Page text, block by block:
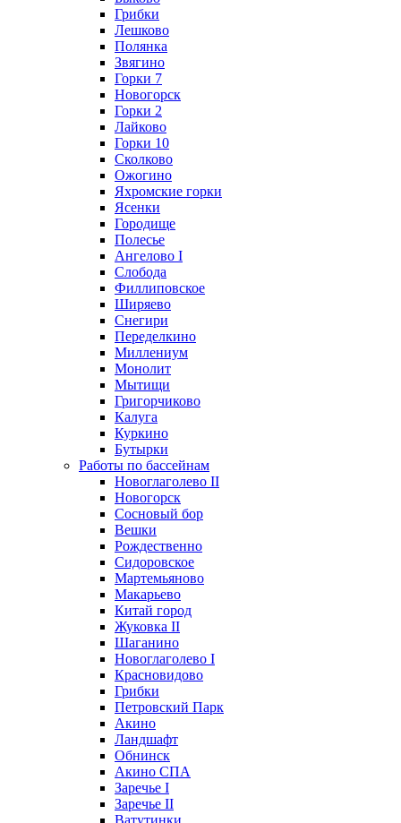
Грибки
Лешково
Полянка
Звягино
Горки 7
Новогорск
Горки 2
Лайково
Горки 10
Сколково
Ожогино
Яхромские горки
Ясенки
Городище
Полесье
Ангелово I
Слобода
Филлиповское
Ширяево
Снегири
Переделкино
Миллениум
Монолит
Мытищи
Григорчиково
Калуга
Куркино
Бутырки
Работы по бассейнам
Новоглаголево II
Новогорск
Сосновый бор
Вешки
Рождественно
Сидоровское
Мартемьяново
Макарьево
Китай город
Жуковка II
Шаганино
Новоглаголево I
Красновидово
Грибки
Петровский Парк
Акино
Ландшафт
Обнинск
Акино СПА
Заречье I
Заречье II
Ватутинки